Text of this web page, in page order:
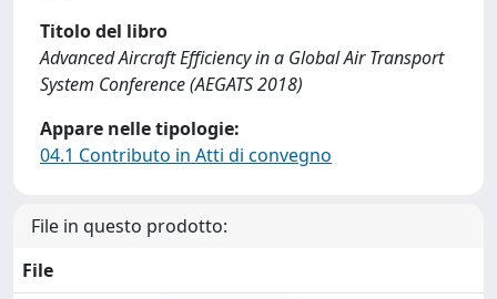
Titolo del libro
Advanced Aircraft Efficiency in a Global Air Transport
System Conference (AEGATS 2018)
Appare nelle tipologie:
04.1 Contributo in Atti di convegno
File in questo prodotto:
File